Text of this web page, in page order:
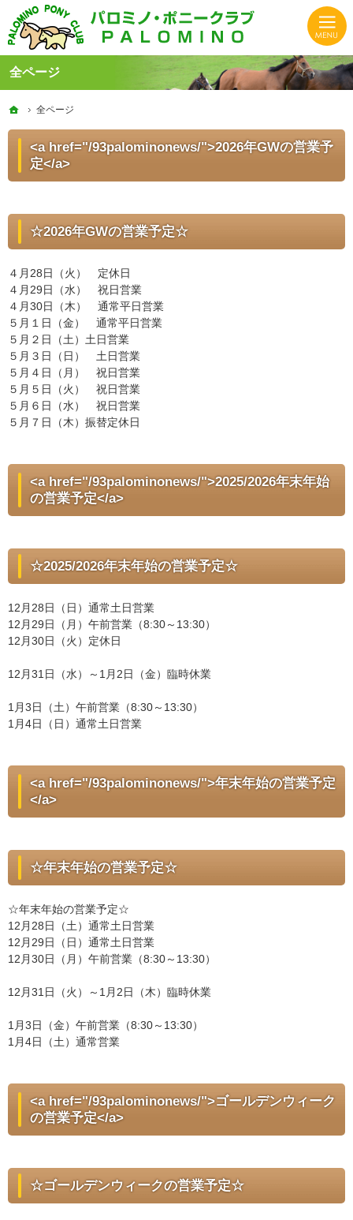
全ページ
HASパロミノ・ポニークラブでは初心者から上級者、子供から大人まで楽しく体験できる乗馬クラ
静岡の乗馬クラブならHASパロミノ・ポニークラブでリフレッシュ！
ホーム
全ページ
<a href="/93palominonews/">2026年GWの営業予
定</a>
☆2026年GWの営業予定☆
４月28日（火） 定休日
４月29日（水） 祝日営業
４月30日（木） 通常平日営業
５月１日（金） 通常平日営業
５月２日（土）土日営業
５月３日（日） 土日営業
５月４日（月） 祝日営業
５月５日（火） 祝日営業
５月６日（水） 祝日営業
５月７日（木）振替定休日
<a href="/93palominonews/">2025/2026年末年始
の営業予定</a>
☆2025/2026年末年始の営業予定☆
12月28日（日）通常土日営業
12月29日（月）午前営業（8:30～13:30）
12月30日（火）定休日
12月31日（水）～1月2日（金）臨時休業
1月3日（土）午前営業（8:30～13:30）
1月4日（日）通常土日営業
<a href="/93palominonews/">年末年始の営業予定
</a>
☆年末年始の営業予定☆
☆年末年始の営業予定☆
12月28日（土）通常土日営業
12月29日（日）通常土日営業
12月30日（月）午前営業（8:30～13:30）
12月31日（火）～1月2日（木）臨時休業
1月3日（金）午前営業（8:30～13:30）
1月4日（土）通常営業
<a href="/93palominonews/">ゴールデンウィーク
の営業予定</a>
☆ゴールデンウィークの営業予定☆
ホーム
全ページ